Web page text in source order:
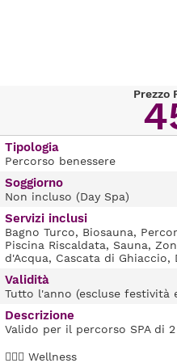
Prezzo
Tipologia
Percorso benessere
Soggiorno
Non incluso (Day Spa)
Servizi inclusi
Bagno Turco, Biosauna,
Piscina Riscaldata, Sauna,
d'Acqua, Cascata di Ghiaccio,
Validità
Tutto l'anno (escluse festività
Descrizione
Valido per il percorso SPA di
💆🏻‍♀️ Wellness